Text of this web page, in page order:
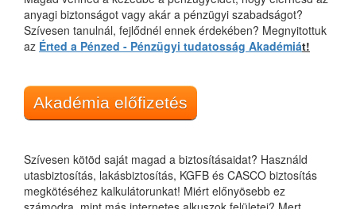
anyagi biztonságot vagy akár a pénzügyi szabadságot?
Szívesen tanulnál, fejlődnél ennek érdekében? Megnyitottuk
az Érted a Pénzed - Pénzügyi tudatosság Akadémiát!
Akadémia előfizetés
Szívesen kötöd saját magad a biztosításaidat? Használd
utasbiztosítás, lakásbiztosítás, KGFB és CASCO biztosítás
megkötéséhez kalkulátorunkat! Miért előnyösebb ez